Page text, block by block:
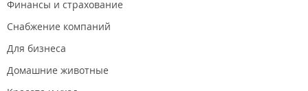
Финансы и страхование
Снабжение компаний
Для бизнеса
Домашние животные